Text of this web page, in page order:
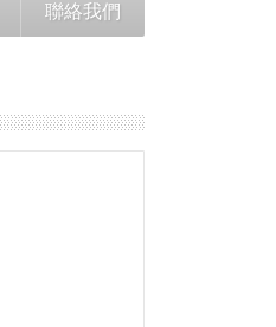
聯絡我們